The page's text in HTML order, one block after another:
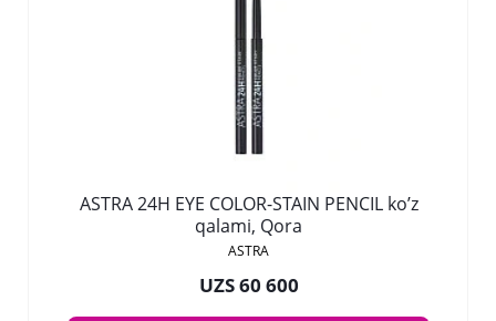
ASTRA 24H EYE COLOR-STAIN PENCIL ko’z
qalami, Qora
ASTRA
UZS 60 600